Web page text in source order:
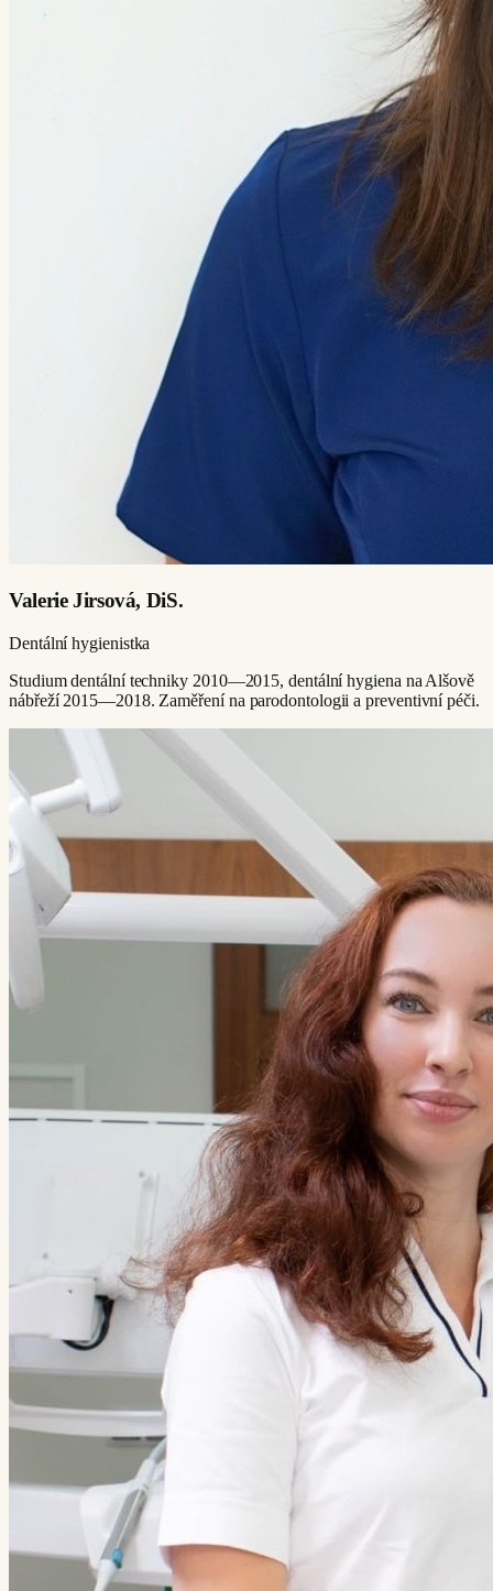
Valerie Jirsová, DiS.
Dentální hygienistka
Studium dentální techniky 2010—2015, dentální hygiena na Alšově
nábřeží 2015—2018. Zaměření na parodontologii a preventivní péči.